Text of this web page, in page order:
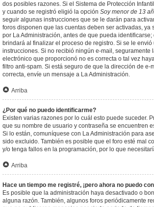
dos posibles razones. Si el Sistema de Protección
y cuando se registró eligió la opción Soy menor de 13
seguir algunas instrucciones que se le darán para
foros disponen que las cuentas deben ser activadas, ya
por La Administración, antes de que pueda identificarse;
brindará al finalizar el proceso de registro. Si se le
instrucciones. Si no recibió ningún e-mail, seguramente
electrónico que proporcionó no es correcta o tal vez
filtro anti-spam. Si está seguro de que la dirección de e-
correcta, envíe un mensaje a La Administración.
Arriba
¿Por qué no puedo identificarme?
Existen varias razones por lo cuál esto puede suceder.
que su nombre de usuario y contraseña se encuentren
Si lo están, comuníquese con La Administración para
sido excluido. También es posible que el foro esté mal
y/o tenga fallos en la programación, por lo que
Arriba
Hace un tiempo me registré, ¡pero ahora no puedo
Es posible que la administración haya desactivado o
alguna razón. También, algunos foros periódicamente